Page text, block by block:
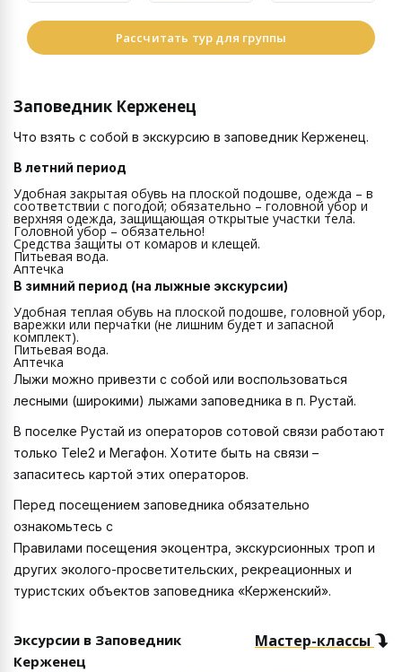
Рассчитать тур для группы
Заповедник Керженец
Что взять с собой в экскурсию в заповедник Керженец.
В летний период
Удобная закрытая обувь на плоской подошве, одежда – в
соответствии с погодой; обязательно – головной убор и
верхняя одежда, защищающая открытые участки тела.
Головной убор – обязательно!
Средства защиты от комаров и клещей.
Питьевая вода.
Аптечка
В зимний период (на лыжные экскурсии)
Удобная теплая обувь на плоской подошве, головной убор,
варежки или перчатки (не лишним будет и запасной
комплект).
Питьевая вода.
Аптечка
Лыжи можно привезти с собой или воспользоваться
лесными (широкими) лыжами заповедника в п. Рустай.
В поселке Рустай из операторов сотовой связи работают
только Tele2 и Мегафон. Хотите быть на связи –
запаситесь картой этих операторов.
Перед посещением заповедника обязательно
ознакомьтесь с
Правилами посещения экоцентра, экскурсионных троп и
других эколого-просветительских, рекреационных и
туристских объектов заповедника «Керженский».
Эксурсии в Заповедник
Керженец
Мастер-классы